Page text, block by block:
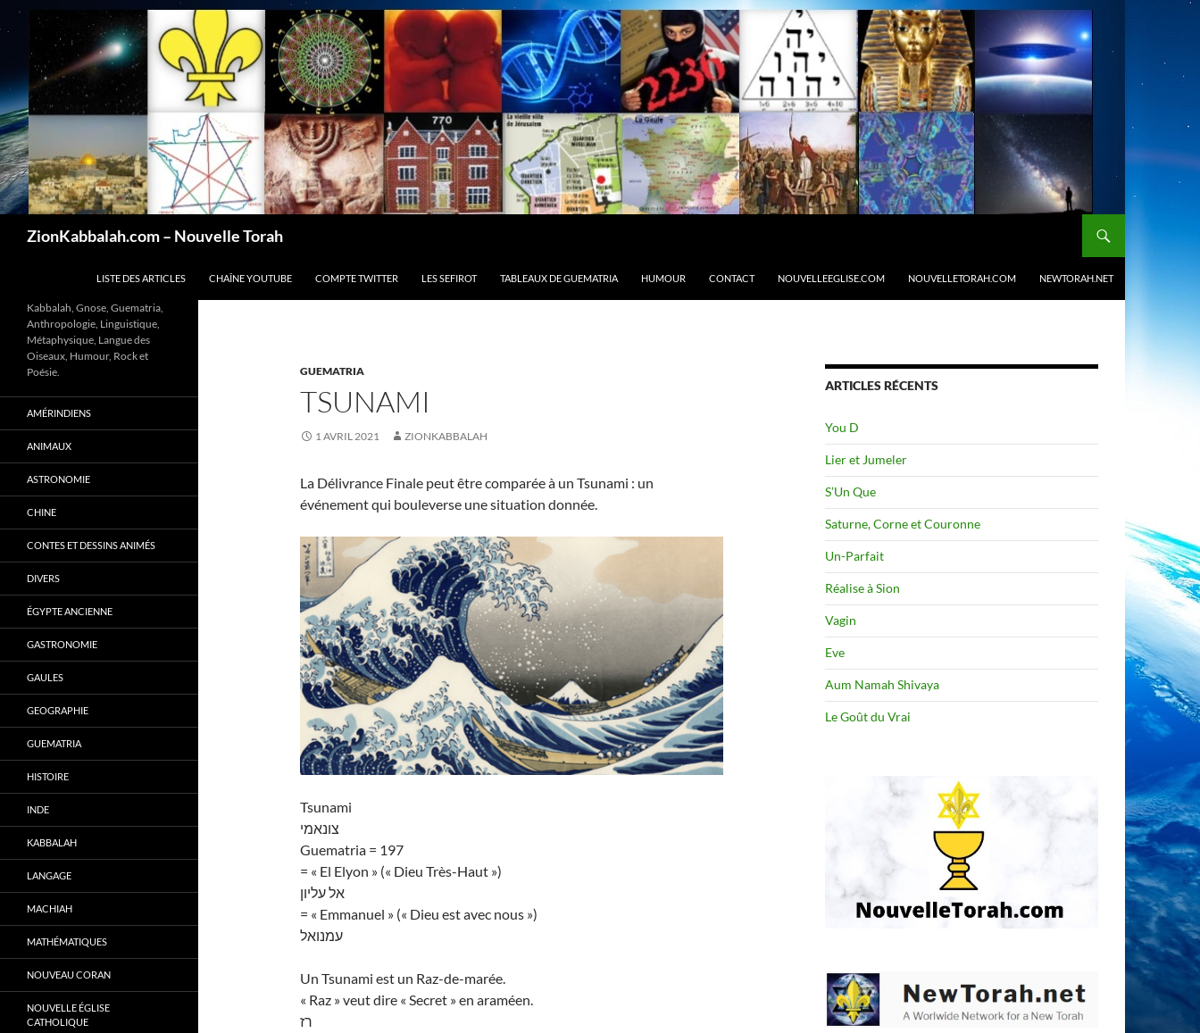
ZionKabbalah.com – Nouvelle Torah
LISTE DES ARTICLES
CHAÎNE YOUTUBE COMPTE TWITTER LES SEFIROT TABLEAUX DE GUEMATRIA HUMOUR CONTACT NOUVELLEEGLISE.COM NOUVELLETORAH.COM NEWTORAH.NET
GUEMATRIA
TSUNAMI
1 AVRIL 2021 ZIONKABBALAH
La Délivrance Finale peut être comparée à un Tsunami : un
événement qui bouleverse une situation donnée.
Tsunami
צונאמי
Guematria = 197
= « El Elyon » (« Dieu Très-Haut »)
אל עליון
= « Emmanuel » (« Dieu est avec nous »)
עמנואל
Un Tsunami est un Raz-de-marée.
« Raz » veut dire « Secret » en araméen.
רז
ARTICLES RÉCENTS
You D
Lier et Jumeler
S’Un Que
Saturne, Corne et Couronne
Un-Parfait
Réalise à Sion
Vagin
Eve
Aum Namah Shivaya
Le Goût du Vrai
Kabbalah, Gnose, Guematria,
Anthropologie, Linguistique,
Métaphysique, Langue des
Oiseaux, Humour, Rock et
Poésie.
AMÉRINDIENS
ANIMAUX
ASTRONOMIE
CHINE
CONTES ET DESSINS ANIMÉS
DIVERS
ÉGYPTE ANCIENNE
GASTRONOMIE
GAULES
GEOGRAPHIE
GUEMATRIA
HISTOIRE
INDE
KABBALAH
LANGAGE
MACHIAH
MATHÉMATIQUES
NOUVEAU CORAN
NOUVELLE ÉGLISE
CATHOLIQUE